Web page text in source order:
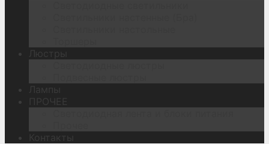
Люстры
Лампы
ПРОЧЕЕ
Контакты